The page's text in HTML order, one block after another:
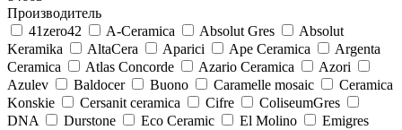
Производитель
41zero42
A-Ceramica Absolut Gres
Absolut
Keramika
AltaCera Aparici Ape Ceramica
Argenta
Ceramica
Atlas Concorde Azario Ceramica
Azori
Azulev
Baldocer Buono Caramelle mosaic
Ceramica
Konskie
Cersanit ceramica Cifre
ColiseumGres
DNA
Durstone Eco Ceramic El Molino
Emigres